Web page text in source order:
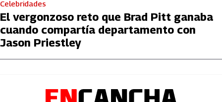
Celebridades
El vergonzoso reto que Brad Pitt ganaba
cuando compartía departamento con
Jason Priestley